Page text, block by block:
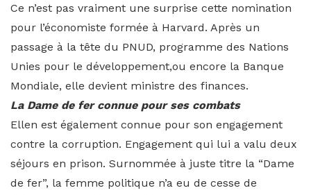
Ce n’est pas vraiment une surprise cette nomination
pour l’économiste formée à Harvard. Après un
passage à la tête du PNUD, programme des Nations
Unies pour le développement,ou encore la Banque
Mondiale, elle devient ministre des finances.
La Dame de fer connue pour ses combats
Ellen est également connue pour son engagement
contre la corruption. Engagement qui lui a valu deux
séjours en prison. Surnommée à juste titre la “Dame
de fer”, la femme politique n’a eu de cesse de